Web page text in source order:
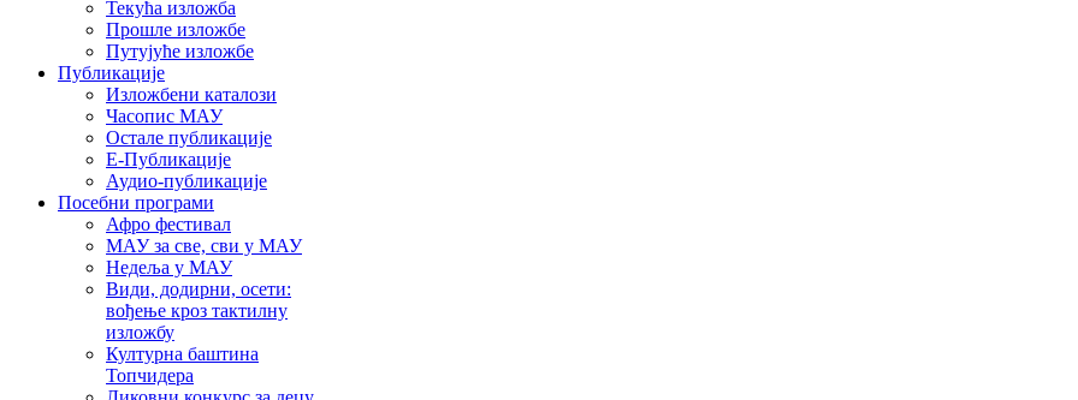
Текућа изложба
Прошле изложбе
Путујуће изложбе
Публикације
Изложбени каталози
Часопис МАУ
Остале публикације
Е-Публикације
Аудио-публикације
Посебни програми
Афро фестивал
МАУ за све, сви у МАУ
Недеља у МАУ
Види, додирни, осети:
вођење кроз тактилну
изложбу
Културна баштина
Топчидера